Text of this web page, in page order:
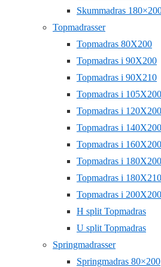
Skummadras
Topmadrasser
Topmadras 80X200
Topmadras i 90X200
Topmadras i 90X210
Topmadras i 105X200
Topmadras i 120X200
Topmadras i 140X200
Topmadras i 160X200
Topmadras i 180X200
Topmadras i 180X210
Topmadras i 200X200
H split Topmadras
U split Topmadras
Springmadrasser
Springmadras 80×200